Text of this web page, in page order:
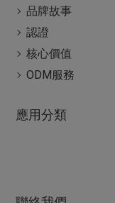
品牌故事
認證
核心價值
ODM服務
應用分類